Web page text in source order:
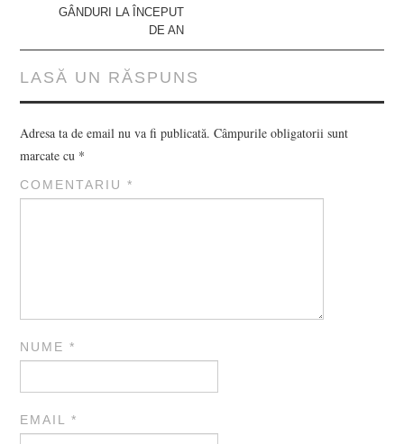
GÂNDURI LA ÎNCEPUT
DE AN
LASĂ UN RĂSPUNS
Adresa ta de email nu va fi publicată. Câmpurile obligatorii sunt
marcate cu *
COMENTARIU*
NUME*
EMAIL*